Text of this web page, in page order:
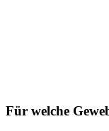
Für welche